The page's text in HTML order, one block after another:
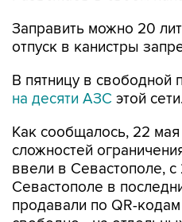
Заправить можно 20
отпуск в канистры
В пятницу в
на десяти АЗС этой
Как сообщалось, 22 мая
сложностей
ввели в Севастополе,
Севастополе в
продавали по QR-